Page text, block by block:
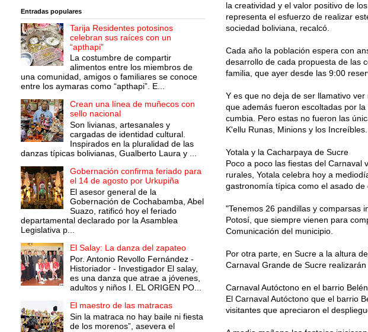
la creatividad y el valor positivo de
representa el esfuerzo de realizar
sociedad boliviana, recalcó.
Cada año la población espera con
desarrollo de cada propuesta de las
familia, que ayer desde las 9:00
Y es que no deja de ser llamativo
que además fueron escoltadas por
cumbia. Pero estas no fueron las
K'ellu Runas, Minions y los Increíbles.
Yotala y la Cacharpaya de Sucre
Poco a poco las fiestas del Carnaval
rurales, Yotala celebra hoy a
gastronomía típica como el asado
"Tenemos 26 pandillas y comparsas
Potosí, que siempre vienen para
Comunicación del municipio.
Por otra parte, en Sucre a la altura
Carnaval Grande de Sucre
Carnaval Autóctono en el barrio Belén
El Carnaval Autóctono que el barrio
visitantes que apreciaron el
Entradas populares
Tarija Residentes potosinos
celebran sus raíces con un
“apthapi”
La costumbre de compartir
alimentos entre los miembros de
una comunidad, amigos o familiares se conoce
entre los aymaras como “apthapi”. E...
Crean una línea de muñecos con
sello nacional
Son livianas, artesanales y
cargadas de identidad cultural.
Inspirados en la pluralidad de las
danzas típicas bolivianas, Gualberto Laura y ...
Gobernación confirma feriado para
el 14 de agosto por Urkupiña
El asesor general de la
Gobernación de Cochabamba, Abel
Suazo, ratificó hoy el feriado
departamental declarado por la Asamblea
Legislativa p...
El Salay: La danza del zapateo
Por. Antonio Revollo Fernández -
Historiador - Investigador El salay,
es una danza que atrae a jóvenes,
adultos y niños I. EL ORIGEN PO...
El maestro de las matracas
Sin la matraca no hay baile ni fiesta
de los morenos”, asevera el